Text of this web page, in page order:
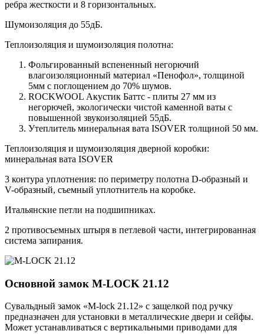
ребра жесткости и 8 горизонтальных.
Шумоизоляция до 55дБ.
Теплоизоляция и шумоизоляция полотна:
Фольгированный вспененный негорючий
влагоизоляционный материал «Пенофол», толщиной
5мм с поглощением до 70% шумов.
ROCKWOOL Акустик Баттс - плиты 27 мм из
негорючей, экологически чистой каменной ваты с
повышенной звукоизоляцией 55дБ.
Утеплитель минеральная вата ISOVER толщиной 50 мм.
Теплоизоляция и шумоизоляция дверной коробки:
минеральная вата ISOVER
3 контура уплотнения: по периметру полотна D-образный и
V-образный, съемный уплотнитель на коробке.
Итальянские петли на подшипниках.
2 противосъемных штыря в петлевой части, интегрированная
система запирания.
Основной замок M-LOCK 21.12
Сувальдный замок «M-lock 21.12» с защелкой под ручку
предназначен для установки в металлические двери и сейфы.
Может устанавливаться с вертикальными приводами для